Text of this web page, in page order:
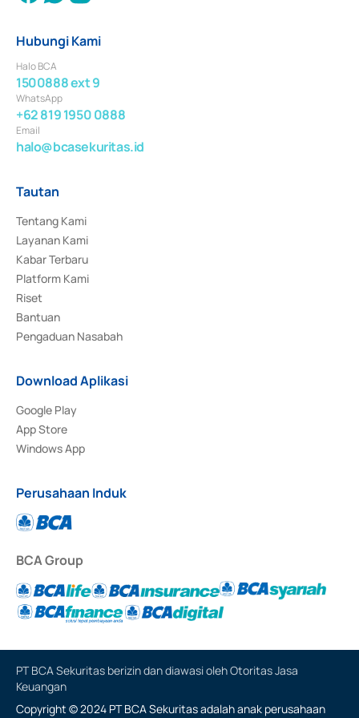
Hubungi Kami
Halo BCA
1500888 ext 9
WhatsApp
+62 819 1950 0888
Email
halo@bcasekuritas.id
Tautan
Tentang Kami
Layanan Kami
Kabar Terbaru
Platform Kami
Riset
Bantuan
Pengaduan Nasabah
Download Aplikasi
Google Play
App Store
Windows App
Perusahaan Induk
BCA Group
PT BCA Sekuritas berizin dan diawasi oleh Otoritas Jasa
Keuangan
Copyright © 2024 PT BCA Sekuritas adalah anak perusahaan